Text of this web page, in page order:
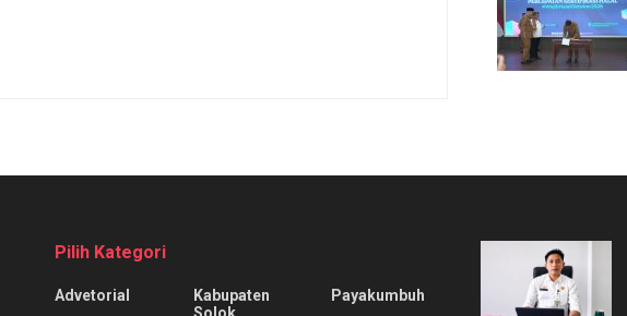
Pilih Kategori
Advetorial
Kabupaten
Payakumbuh